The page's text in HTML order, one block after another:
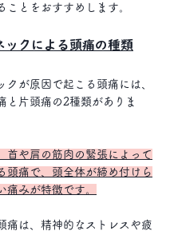
ことをおすすめします。
ックによる頭痛の種類
クが原因で起こる頭痛には、
と片頭痛の2種類がありま
首や肩の筋肉の緊張によって
頭痛で、頭全体が締め付けら
痛みが特徴です。
痛は、精神的なストレスや疲